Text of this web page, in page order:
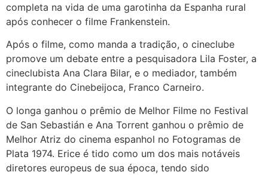
completa na vida de uma garotinha da Espanha rural
após conhecer o filme Frankenstein.
Após o filme, como manda a tradição, o cineclube
promove um debate entre a pesquisadora Lila Foster, a
cineclubista Ana Clara Bilar, e o mediador, também
integrante do Cinebeijoca, Franco Carneiro.
O longa ganhou o prêmio de Melhor Filme no Festival
de San Sebastián e Ana Torrent ganhou o prêmio de
Melhor Atriz do cinema espanhol no Fotogramas de
Plata 1974. Erice é tido como um dos mais notáveis
diretores europeus de sua época, tendo sido